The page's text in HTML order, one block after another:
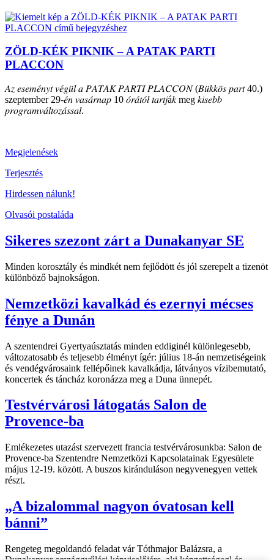
ZÖLD-KÉK PIKNIK – A PATAK PARTI
PLACCON
𝐴𝑧 𝑒𝑠𝑒𝑚𝑒́𝑛𝑦𝑡 𝑣𝑒́𝑔𝑢̈𝑙 𝑎 𝑃𝐴𝑇𝐴𝐾 𝑃𝐴𝑅𝑇𝐼 𝑃𝐿𝐴𝐶𝐶𝑂𝑁 (𝐵𝑢̈𝑘𝑘𝑜̈𝑠 𝑝𝑎𝑟𝑡 40.)
szeptember 29-𝑒́𝑛 𝑣𝑎𝑠𝑎́𝑟𝑛𝑎𝑝 10 𝑜́𝑟𝑎́𝑡𝑜́𝑙 𝑡𝑎𝑟𝑡𝑗á𝑘 meg 𝑘𝑖𝑠𝑒𝑏𝑏
𝑝𝑟𝑜𝑔𝑟𝑎𝑚𝑣𝑎́𝑙𝑡𝑜𝑧𝑎́𝑠𝑠𝑎𝑙.
Megjelenések
Terjesztés
Hirdessen nálunk!
Olvasói postaláda
Sikeres szezont zárt a Dunakanyar SE
Minden korosztály és mindkét nem fejlődött és jól szerepelt a tizenöt
különböző bajnokságon.
Nemzetközi kavalkád és ezernyi mécses
fénye a Dunán
A szentendrei Gyertyaúsztatás minden eddiginél különlegesebb,
változatosabb és teljesebb élményt ígér: július 18-án nemzetiségeink
és vendégvárosaink fellépőinek kavalkádja, látványos vízibemutató,
koncertek és táncház koronázza meg a Duna ünnepét.
Testvérvárosi látogatás Salon de
Provence-ba
Emlékezetes utazást szervezett francia testvérvárosunkba: Salon de
Provence-ba Szentendre Nemzetközi Kapcsolatainak Egyesülete
május 12-19. között. A buszos kiránduláson negyvenegyen vettek
részt.
„A bizalommal nagyon óvatosan kell
bánni”
Rengeteg megoldandó feladat vár Tóthmajor Balázsra, a